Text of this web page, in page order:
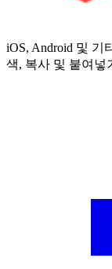
iOS, Android 및 기
색, 복사 및 붙여넣